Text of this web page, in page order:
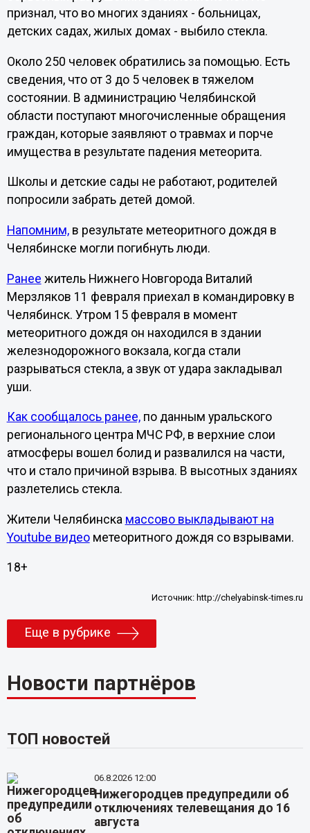
признал, что во многих зданиях - больницах,
детских садах, жилых домах - выбило стекла.
Около 250 человек обратились за помощью. Есть
сведения, что от 3 до 5 человек в тяжелом
состоянии. В администрацию Челябинской
области поступают многочисленные обращения
граждан, которые заявляют о травмах и порче
имущества в результате падения метеорита.
Школы и детские сады не работают, родителей
попросили забрать детей домой.
Напомним,в результате метеоритного дождя в
Челябинске могли погибнуть люди.
Ранее житель Нижнего Новгорода Виталий
Мерзляков 11 февраля приехал в командировку в
Челябинск. Утром 15 февраля в момент
метеоритного дождя он находился в здании
железнодорожного вокзала, когда стали
разрываться стекла, а звук от удара закладывал
уши.
Как сообщалось ранее,по данным уральского
регионального центра МЧС РФ, в верхние слои
атмосферы вошел болид и развалился на части,
что и стало причиной взрыва. В высотных зданиях
разлетелись стекла.
Жители Челябинска массово выкладывают на
Youtube видеометеоритного дождя со взрывами.
18+
Источник: http://chelyabinsk-times.ru
Еще в рубрике
Новости партнёров
ТОП новостей
06.8.2026 12:00
Нижегородцев предупредили об
отключениях телевещания до 16
августа